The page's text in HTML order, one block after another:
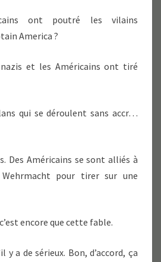
ont poutré les vilains
America ?
et les Américains ont tiré
qui se déroulent sans accr…
Des Américains se sont alliés à
pour tirer sur une
encore que cette fable.
y a de sérieux. Bon, d’accord, ça